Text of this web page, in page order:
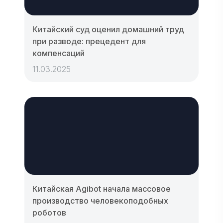
Китайский суд оценил домашний труд
при разводе: прецедент для
компенсаций
11.03.2025
Китайская Agibot начала массовое
производство человекоподобных
роботов